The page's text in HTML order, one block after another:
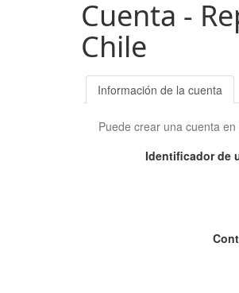
Cuenta -
Chile
Información de la cuenta
Puede crear una cuenta
Identificador de